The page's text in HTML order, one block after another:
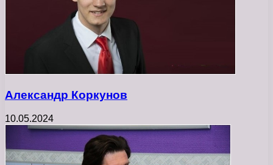
Александр Коркунов
10.05.2024